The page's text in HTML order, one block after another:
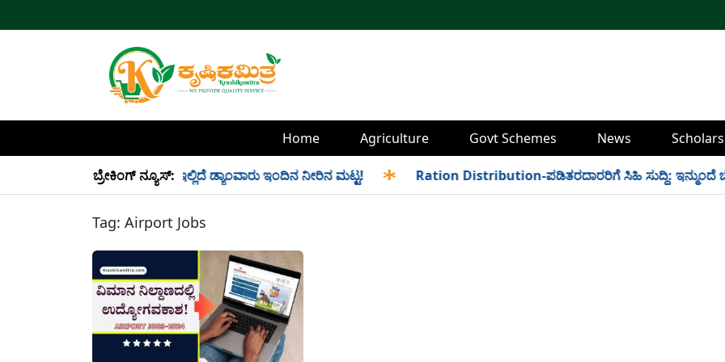
Home Agriculture Govt Schemes News
ಬ್ರೇಕಿಂಗ್ ನ್ಯೂಸ್:
34 TMC ನೀರು ಸಂಗ್ರಹ! ಇಲ್ಲಿದೆ ಡ್ಯಾಂವಾರು ಇಂದಿನ ನೀರಿನ ಮಟ್ಟ! Ration Distribution-ಪಡಿತರದಾರರಿಗೆ ಸಿಹಿ ಸುದ್ದಿ: ಇನ್ಮುಂದೆ
Tag: Airport Jobs